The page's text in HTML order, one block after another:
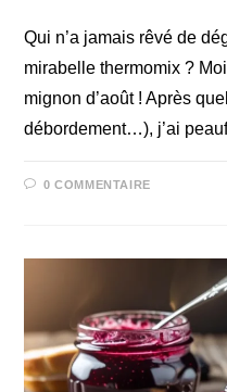
Qui n’a jamais rêvé de
mirabelle thermomix ?
mignon d’août ! Après
débordement…), j’ai
0 COMMENTAIRE